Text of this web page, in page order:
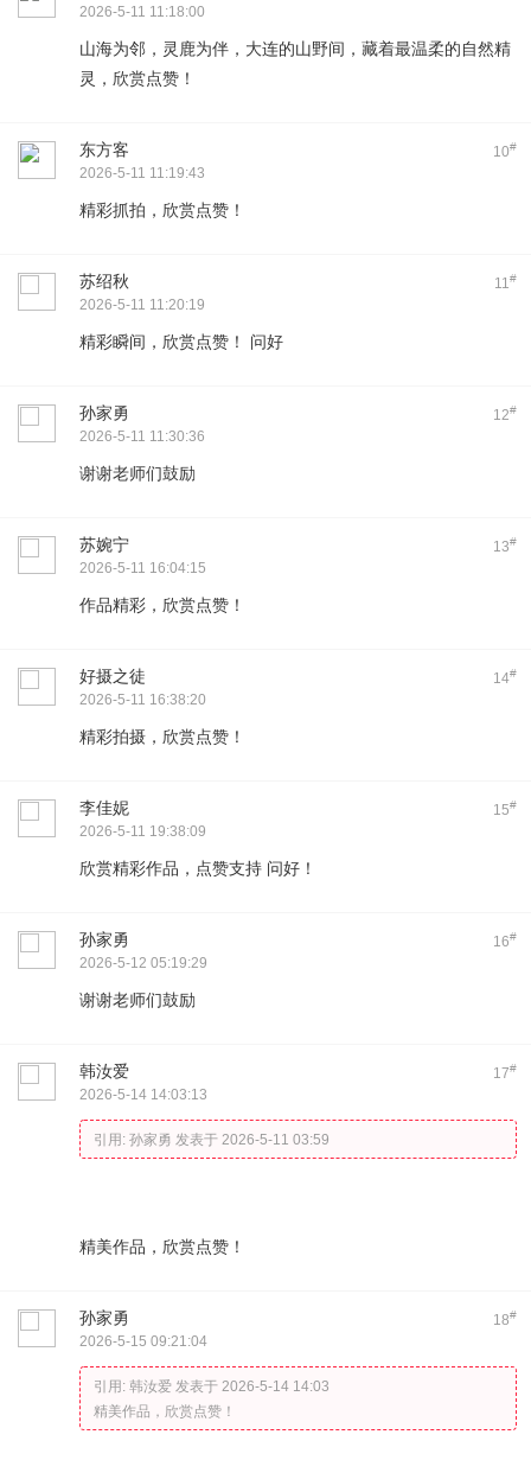
2026-5-11 11:18:00
山海为邻，灵鹿为伴，大连的山野间，藏着最温柔的自然精
灵，欣赏点赞！
10#
东方客
2026-5-11 11:19:43
精彩抓拍，欣赏点赞！
11 #
苏绍秋
2026-5-11 11:20:19
精彩瞬间，欣赏点赞！ 问好
12#
孙家勇
2026-5-11 11:30:36
谢谢老师们鼓励
13#
苏婉宁
2026-5-11 16:04:15
作品精彩，欣赏点赞！
14#
好摄之徒
2026-5-11 16:38:20
精彩拍摄，欣赏点赞！
15#
李佳妮
2026-5-11 19:38:09
欣赏精彩作品，点赞支持 问好！
16#
孙家勇
2026-5-12 05:19:29
谢谢老师们鼓励
17#
韩汝爱
2026-5-14 14:03:13
引用: 孙家勇 发表于 2026-5-11 03:59
精美作品，欣赏点赞！
18#
孙家勇
2026-5-15 09:21:04
引用: 韩汝爱 发表于 2026-5-14 14:03
精美作品，欣赏点赞！